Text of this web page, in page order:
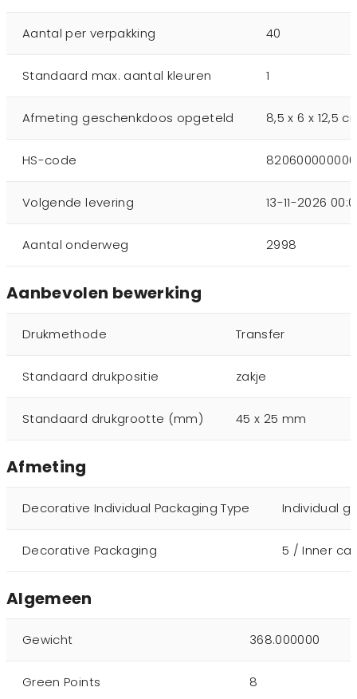
Aantal per verpakking 40
Standaard max. aantal kleuren 1
Afmeting geschenkdoos opgeteld 8,5 x 6 x 12,5
HS-code
Volgende levering 13-11-2026
Aantal onderweg 2998
Aanbevolen bewerking
Drukmethode Transfer
Standaard drukpositie zakje
Standaard drukgrootte (mm) 45 x 25 mm
Afmeting
Decorative Individual Packaging Type Individual
Decorative Packaging 5 / Inner
Algemeen
Gewicht 368.000000
Green Points 8